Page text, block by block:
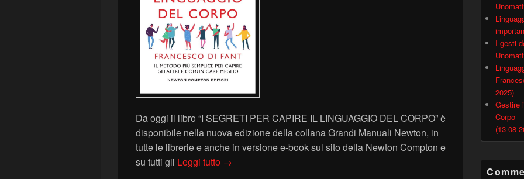
Da oggi il libro “I SEGRETI PER CAPIRE IL LINGUAGGIO DEL CORPO” è
disponibile nella nuova edizione della collana Grandi Manuali Newton, in
tutte le librerie e anche in versione e-book sul sito della Newton Compton e
su tutti gli Leggi tutto I SEGRETI PER CAPIRE IL LINGUAGGIO DEL CORPO da oggi nella
→
I gesti
2025)
Gestire
Corpo
(13-08-